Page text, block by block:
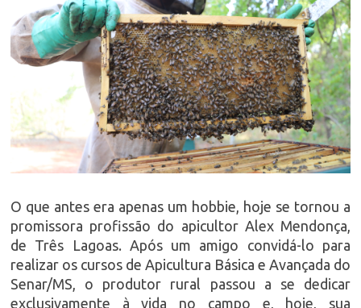
O que antes era apenas um hobbie, hoje se tornou a
promissora profissão do apicultor Alex Mendonça,
de Três Lagoas. Após um amigo convidá-lo para
realizar os cursos de Apicultura Básica e Avançada do
Senar/MS, o produtor rural passou a se dedicar
exclusivamente à vida no campo e, hoje, sua